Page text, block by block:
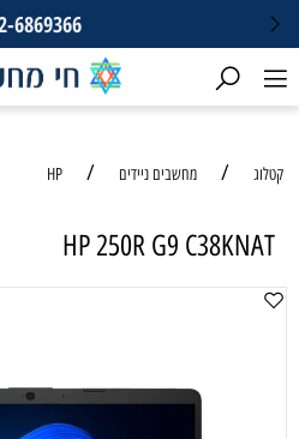
6869366
קטלוג / מחשבים ניידים /
HP
HP 250R G9 C38KNAT